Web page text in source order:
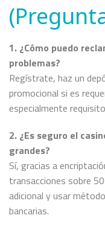
1. ¿Cómo puedo
problemas?
Regístrate, haz un
promocional si es
especialmente
2. ¿Es seguro el
grandes?
Sí, gracias a
transacciones sobre
adicional y usar
bancarias.